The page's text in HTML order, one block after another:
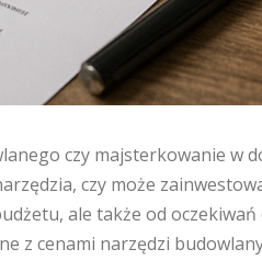
czy majsterkowanie w
czy może
ale także od oczekiwań
z cenami narzędzi